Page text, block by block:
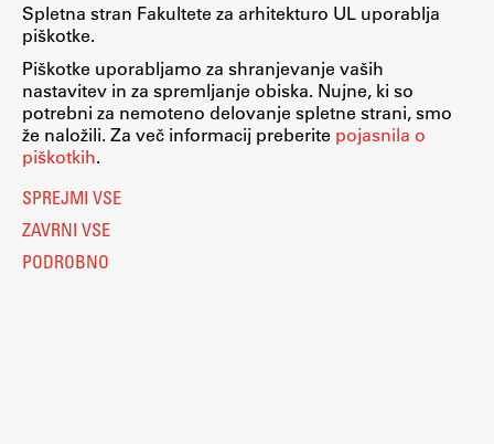
Spletna stran Fakultete za arhitekturo UL uporablja
piškotke.
Piškotke uporabljamo za shranjevanje vaših
nastavitev in za spremljanje obiska. Nujne, ki so
potrebni za nemoteno delovanje spletne strani, smo
že naložili. Za več informacij preberite pojasnila o
piškotkih.
SPREJMI VSE
ZAVRNI VSE
PODROBNO